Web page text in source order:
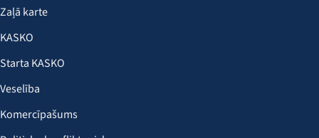
Zaļā karte
KASKO
Starta KASKO
Veselība
Komercīpašums